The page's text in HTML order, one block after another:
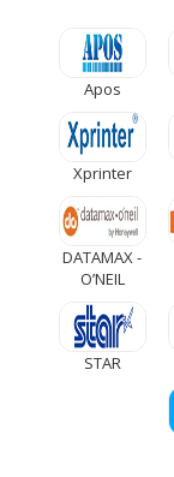
Apos
Xprinter
DATAMAX -
O’NEIL
STAR